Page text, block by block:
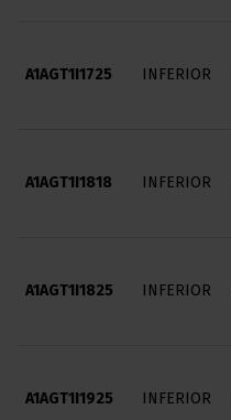
A1AGT1I1725 INFERIOR
A1AGT1I1818 INFERIOR
A1AGT1I1825 INFERIOR
A1AGT1I1925 INFERIOR